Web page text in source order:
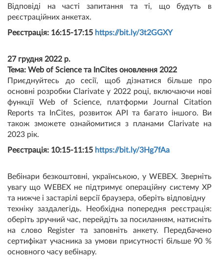
Відповіді на часті запитання та ті, що будуть в
реєстраційних анкетах.
Реєстрація: 16:15-17:15 https://bit.ly/3t2GGXY
27 грудня 2022 р.
Тема: Web of Science та InCites оновлення 2022
Приєднуйтесь до сесії, щоб дізнатися більше про
основні розробки Clarivate у 2022 році, включаючи нові
функції Web of Science, платформи Journal Citation
Reports та InCites, розвиток API та багато іншого. Ви
також зможете ознайомитися з планами Clarivate на
2023 рік.
Реєстрація: 10:15-11:15 https://bit.ly/3Hg7fAa
Вебінари безкоштовні, українською, у WEBEX. Зверніть
увагу що WEBEX не підтримує операційну систему ХР
та нижче і застарілі версії браузера, оберіть відповідну
техніку заздалегідь. Необхідна попередня реєстрація:
оберіть зручний час, перейдіть за посиланням, натисніть
на слово Register та заповніть анкету. Передбачено
сертифікат учасника за умови присутності більше 90 %
основного часу вебінару.